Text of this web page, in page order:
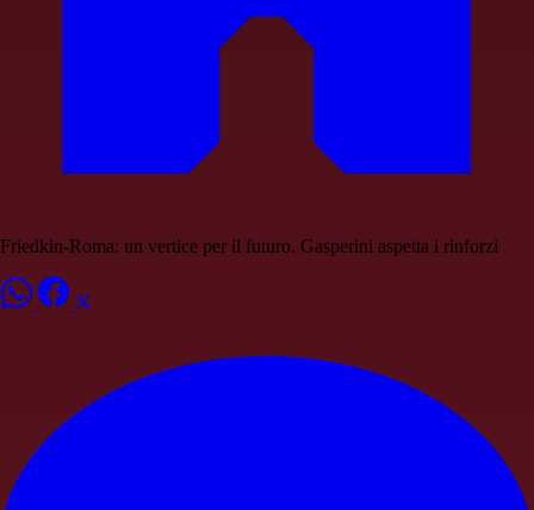
Friedkin-Roma: un vertice per il futuro. Gasperini aspetta i rinforzi